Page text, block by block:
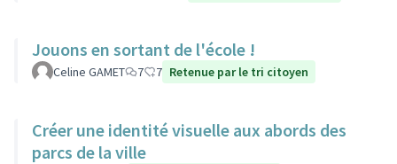
Jouons en sortant de l'école !
Celine GAMET 7 7 Retenue par le tri citoyen
Créer une identité visuelle aux abords des
parcs de la ville